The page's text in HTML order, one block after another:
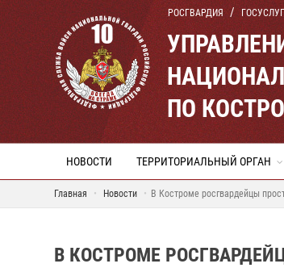
РОСГВАРДИЯ
ПО
НОВОСТИ ТЕРРИТОРИАЛЬНЫЙ ОРГАН
Главная Новости В Костроме росгвардейцы
В КОСТРОМЕ